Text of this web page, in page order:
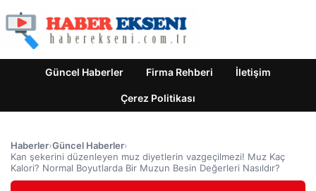
Güncel Haberler Firma Rehberi İletişim
Çerez Politikası
Haberler›Güncel Haberler›
Kan şekerini düzenleyen muz diyetlerin vazgeçilmezi! Muz Kaç
Kalori? Normal Boyutlarda Bir Muzun Besin Değerleri Nasıldır?